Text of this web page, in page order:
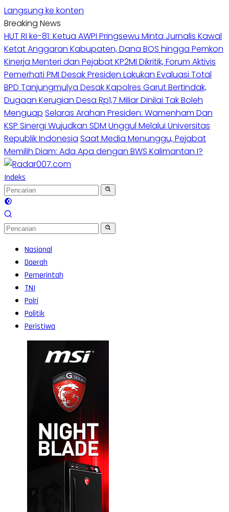
Langsung ke konten
Breaking News
HUT RI ke-81: Ketua AWPI Pringsewu Minta Jurnalis Kawal
Ketat Anggaran Kabupaten, Dana BOS hingga Pemkon
Kinerja Menteri dan Pejabat KP2MI Dikritik, Forum Aktivis
Pemerhati PMI Desak Presiden Lakukan Evaluasi Total
BPD Tanjungmulya Desak Kapolres Garut Bertindak,
Dugaan Kerugian Desa Rp1,7 Miliar Dinilai Tak Boleh
Menguap Selaras Arahan Presiden: Wamenham Dan
KSP Sinergi Wujudkan SDM Unggul Melalui Universitas
Republik Indonesia Saat Media Menunggu, Pejabat
Memilih Diam: Ada Apa dengan BWS Kalimantan I?
Indeks
Nasional
Daerah
Pemerintah
TNI
Polri
Politik
Peristiwa